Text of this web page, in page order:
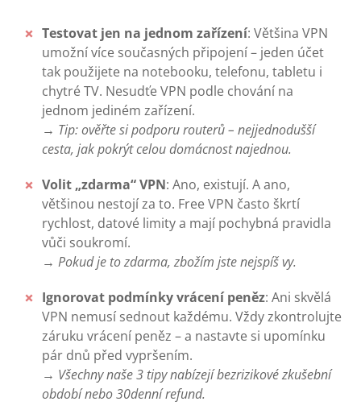
Testovat jen na jednom zařízení: Většina VPN
umožní více současných připojení – jeden účet
tak použijete na notebooku, telefonu, tabletu i
chytré TV. Nesudťe VPN podle chování na
jednom jediném zařízení.
→ Tip: ověřte si podporu routerů – nejjednodušší
cesta, jak pokrýt celou domácnost najednou.
Volit „zdarma“ VPN: Ano, existují. A ano,
většinou nestojí za to. Free VPN často škrtí
rychlost, datové limity a mají pochybná pravidla
vůči soukromí.
→ Pokud je to zdarma, zbožím jste nejspíš vy.
Ignorovat podmínky vrácení peněz: Ani skvělá
VPN nemusí sednout každému. Vždy zkontrolujte
záruku vrácení peněz – a nastavte si upomínku
pár dnů před vypršením.
→ Všechny naše 3 tipy nabízejí bezrizikové zkušební
období nebo 30denní refund.